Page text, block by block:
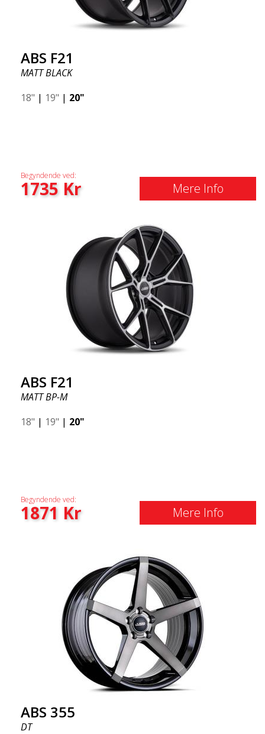
ABS F21
MATT BLACK
18" | 19" | 20"
Begyndende ved:
1735Kr Mere Info
ABS F21
MATT BP-M
18" | 19" | 20"
Begyndende ved:
1871 Kr Mere Info
ABS 355
DT